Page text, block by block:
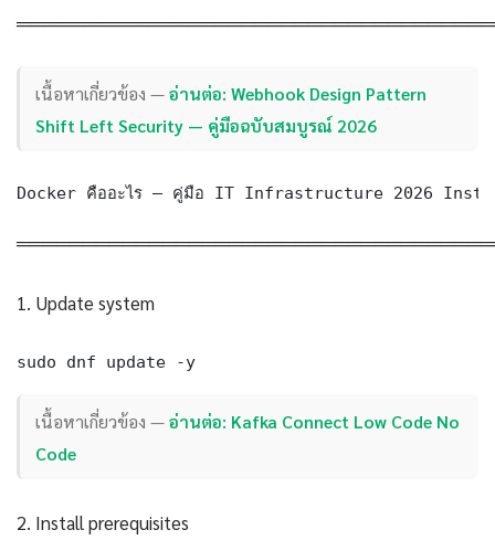
เนื้อหาเกี่ยวข้อง —อ่านต่อ: Webhook Design Pattern
Shift Left Security — คู่มือฉบับสมบูรณ์ 2026
Docker คืออะไร — คู่มือ IT Infrastructure 2026
1. Update system
sudo dnf update -y
เนื้อหาเกี่ยวข้อง —อ่านต่อ: Kafka Connect Low Code No
Code
2. Install prerequisites